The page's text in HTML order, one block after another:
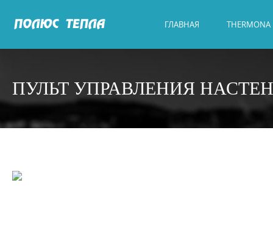
ГЛАВНАЯ THERMONA
ПУЛЬТ УПРАВЛЕНИЯ